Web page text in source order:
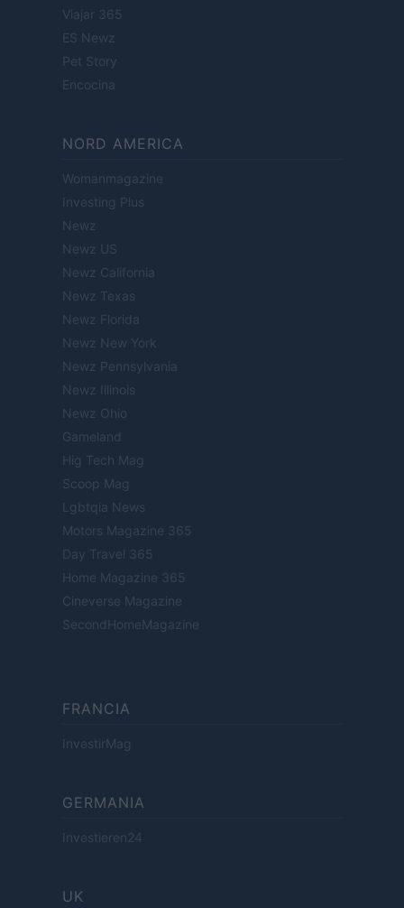
Viajar 365
ES Newz
Pet Story
Encocina
NORD AMERICA
Womanmagazine
Investing Plus
Newz
Newz US
Newz California
Newz Texas
Newz Florida
Newz New York
Newz Pennsylvania
Newz Illinois
Newz Ohio
Gameland
Hig Tech Mag
Scoop Mag
Lgbtqia News
Motors Magazine 365
Day Travel 365
Home Magazine 365
Cineverse Magazine
SecondHomeMagazine
FRANCIA
InvestirMag
GERMANIA
Investieren24
UK